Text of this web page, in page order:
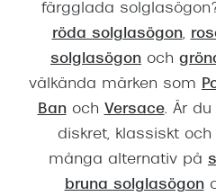
färgglada
röda solglasögon,
solglasögon och
välkända märken som
Banoch Versace. Är
diskret, klassiskt
många alternativ på
bruna solglasögon